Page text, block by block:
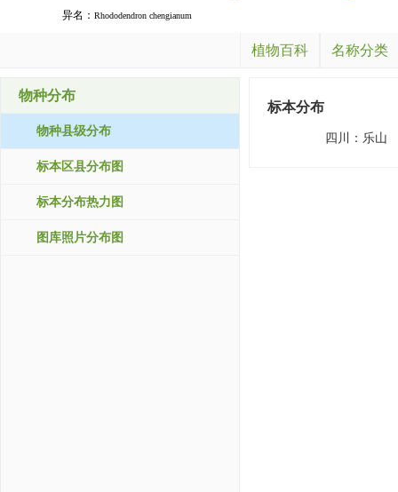
异名： Rhododendron chengianum
植物百科 名称分类
物种分布
物种县级分布
标本区县分布图
标本分布热力图
图库照片分布图
标本分布
四川： 乐山